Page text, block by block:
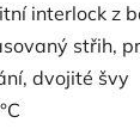
interlock z
střih,
dvojité švy